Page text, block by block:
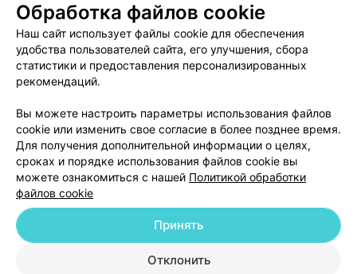
Пользовательское соглашение
Способы оплаты
Вакансии
Партнеры
Написать руководителю 103.by
Обработка персональных данных
© 2026 ООО «Артокс Лаб», УНП 191700409
| 220012, Республика Беларусь,
г. Минск, улица Толбухина, 2, пом. 16 | help@103.by
Обработка файлов cookie
Наш сайт использует файлы cookie для обеспечения
удобства пользователей сайта, его улучшения, сбора
статистики и предоставления персонализированных
рекомендаций.
Вы можете настроить параметры использования файлов
cookie или изменить свое согласие в более позднее время.
Для получения дополнительной информации о целях,
сроках и порядке использования файлов cookie вы
можете ознакомиться с нашей Политикой обработки
файлов cookie
Отклонить
Принять